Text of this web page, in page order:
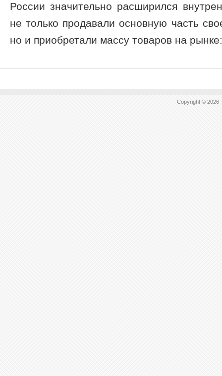
России значительно расширился
не только продавали основную часть
но и приобретали массу товаров на
Copyright © 2026